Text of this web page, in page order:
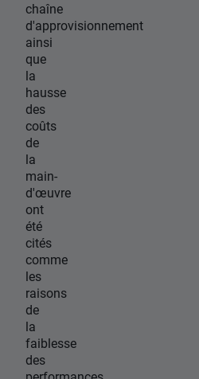
chaîne
d'approvisionnement
ainsi
que
la
hausse
des
coûts
de
la
main-
d'œuvre
ont
été
cités
comme
les
raisons
de
la
faiblesse
des